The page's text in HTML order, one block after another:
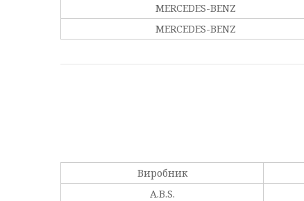
MERCEDES-BENZ
MERCEDES-BENZ
Виробник
A.B.S.